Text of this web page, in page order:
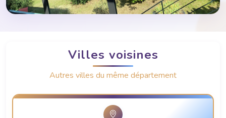
Villes voisines
Autres villes du même département